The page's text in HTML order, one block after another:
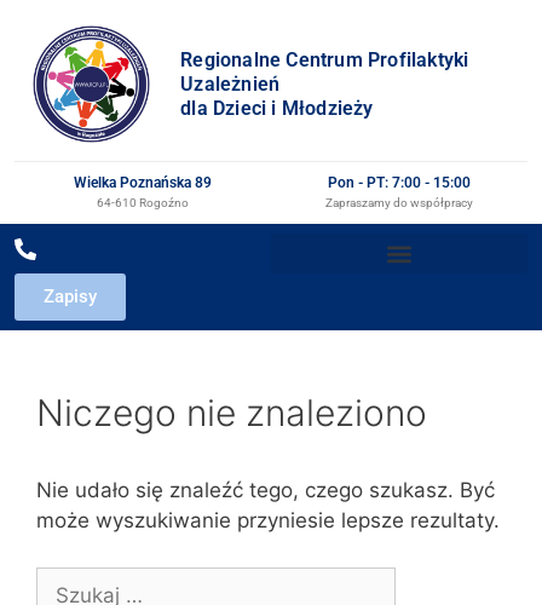
Regionalne Centrum Profilaktyki
Uzależnień
dla Dzieci i Młodzieży
Wielka Poznańska 89
64-610 Rogoźno
Pon - PT: 7:00 - 15:00
Zapraszamy do współpracy
Zapisy
Niczego nie znaleziono
Nie udało się znaleźć tego, czego szukasz. Być
może wyszukiwanie przyniesie lepsze rezultaty.